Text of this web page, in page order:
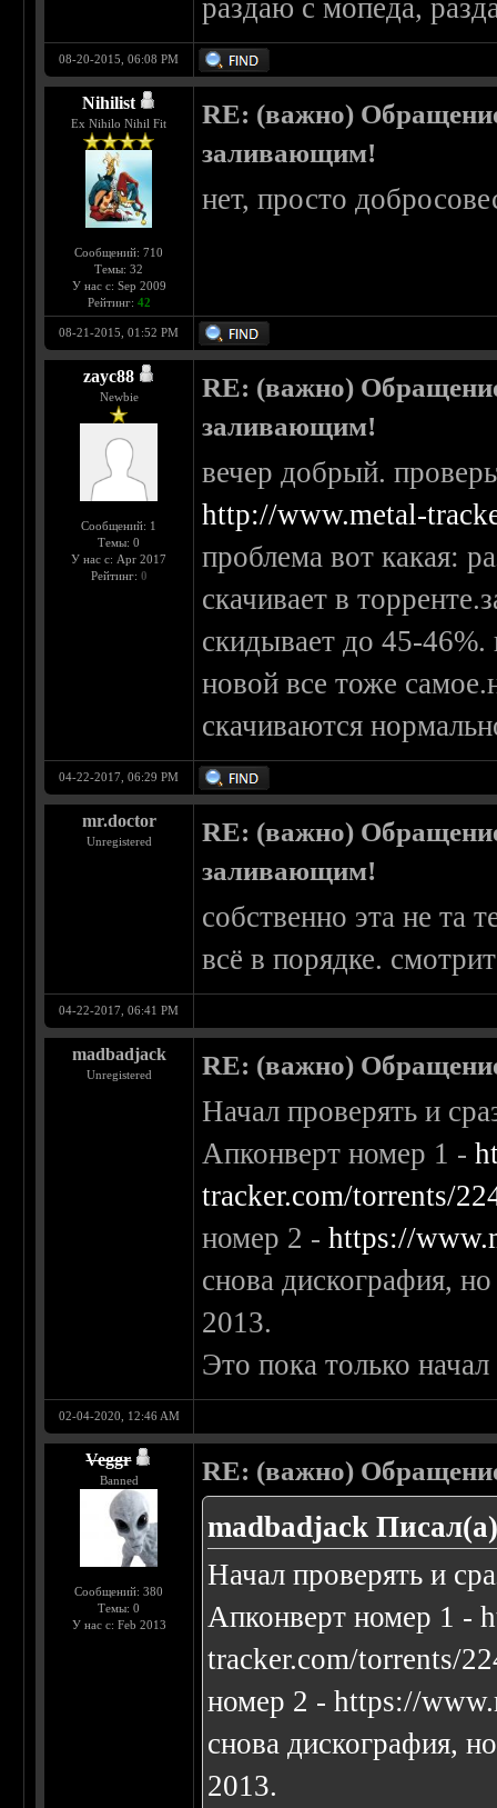
раздаю с мопеда,
08-20-2015, 06:08 PM
Nihilist
Ex Nihilo Nihil Fit
Сообщений: 710
Темы: 32
У нас с: Sep 2009
Рейтинг: 42
RE: (важно)
заливающим!
нет, просто
08-21-2015, 01:52 PM
zayc88
Newbie
Сообщений: 1
Темы: 0
У нас с: Apr 2017
Рейтинг: 0
RE: (важно)
заливающим!
вечер добрый.
http://www.metal-
проблема вот какая:
скачивает в
скидывает до 45-46%.
новой все тоже
скачиваются
04-22-2017, 06:29 PM
mr.doctor
Unregistered
RE: (важно)
заливающим!
собственно эта не та
всё в порядке.
04-22-2017, 06:41 PM
madbadjack
Unregistered RE: (важно)
Начал проверять и
Апконверт номер 1 -
tracker.com/torrents/
номер 2 -https://
снова дискография,
2013.
Это пока только начал
02-04-2020, 12:46 AM
Veggr
Banned
Сообщений: 380
Темы: 0
У нас с: Feb 2013
RE: (важно)
madbadjack
Начал проверять и
Апконверт номер 1 -
tracker.com/torrents/
номер 2 -https://
снова дискография,
2013.